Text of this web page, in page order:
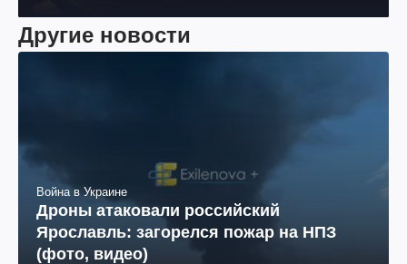
Другие новости
Война в Украине
Дроны атаковали российский
Ярославль: загорелся пожар на НПЗ
(фото, видео)